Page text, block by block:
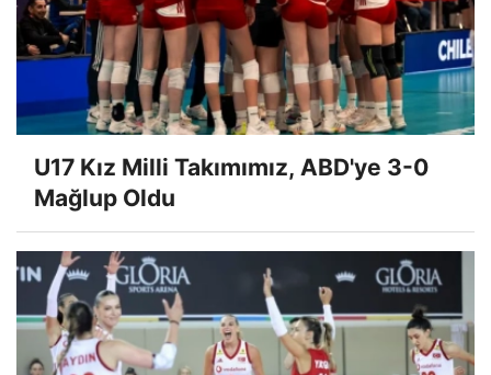
U17 Kız Milli Takımımız, ABD'ye 3-0
Mağlup Oldu